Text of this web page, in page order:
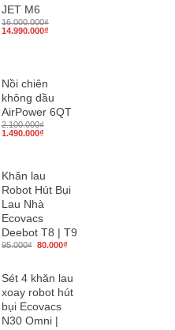
JET M6
16.000.000₫
Giá
14.990.000₫Giá
Nồi chiên
không dầu
AirPower 6QT
2.100.000₫
Giá
1.490.000₫Giá
Khăn lau
Robot Hút Bụi
Lau Nhà
Ecovacs
Deebot T8 | T9
95.000₫ Giá
80.000₫
80.000₫.
Sét 4 khăn lau
xoay robot hút
bụi Ecovacs
N30 Omni |